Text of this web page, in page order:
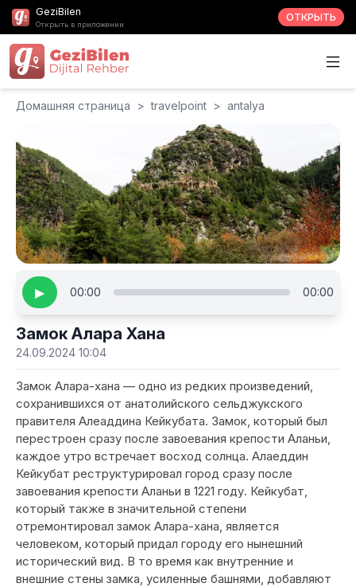
GeziBilen
Открыть в приложении
ОТКРЫТЬ
Домашняя страница > travelpoint > antalya
▶ 00:00 00:00
Замок Алара Хана
24.09.2024 10:04
Замок Алара-хана — одно из редких произведений,
сохранившихся от анатолийского сельджукского
правителя Алеаддина Кейкубата. Замок, который был
перестроен сразу после завоевания крепости Аланьи,
каждое утро встречает восход солнца. Алаеддин
Кейкубат реструктурировал город сразу после
завоевания крепости Аланьи в 1221 году. Кейкубат,
который также в значительной степени
отремонтировал замок Алара-хана, является
человеком, который придал городу его нынешний
исторический вид. В то время как внутренние и
внешние стены замка, усиленные башнями, добавляют